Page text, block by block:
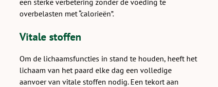
overbelasten met “calorieën”.
Vitale stoffen
Om de lichaamsfuncties in stand te houden, heeft het
lichaam van het paard elke dag een volledige
aanvoer van vitale stoffen nodig. Een tekort aan